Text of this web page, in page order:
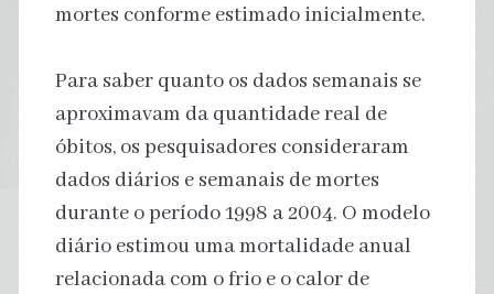
mortes conforme estimado inicialmente.
Para saber quanto os dados semanais se
aproximavam da quantidade real de
óbitos, os pesquisadores consideraram
dados diários e semanais de mortes
durante o período 1998 a 2004. O modelo
diário estimou uma mortalidade anual
relacionada com o frio e o calor de